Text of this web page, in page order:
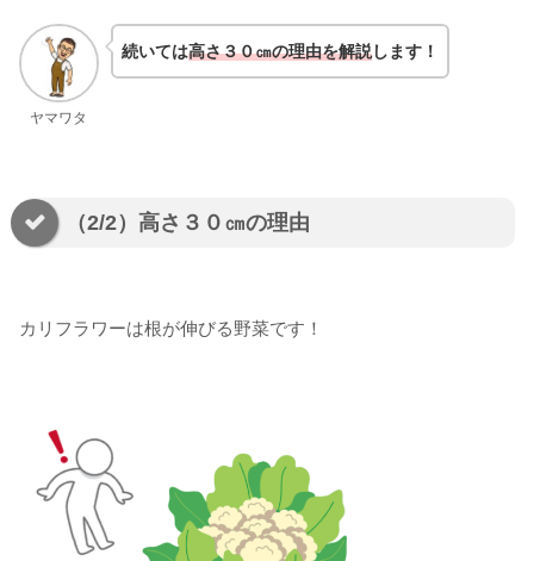
ヤマワタ
続いては高さ３０㎝の理由を解説します！
（2/2）高さ３０㎝の理由
カリフラワーは根が伸びる野菜です！